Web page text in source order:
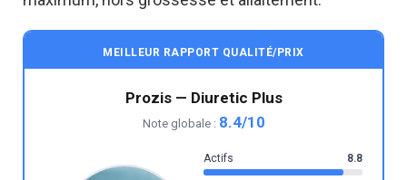
MEILLEUR RAPPORT QUALITÉ/PRIX
Prozis — Diuretic Plus
Note globale : 8.4/10
Actifs 8.8